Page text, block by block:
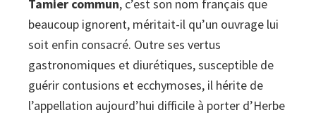
Tamier commun, c’est son nom français que
beaucoup ignorent, méritait-il qu’un ouvrage lui
soit enfin consacré. Outre ses vertus
gastronomiques et diurétiques, susceptible de
guérir contusions et ecchymoses, il hérite de
l’appellation aujourd’hui difficile à porter d’Herbe